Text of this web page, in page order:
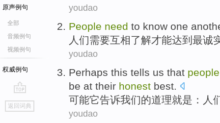
原声例句
全部
音频例句
视频例句
权威例句
go
top
返回词典
youdao
People need to know one
人们需要互相了解才能达到 最诚
youdao
Perhaps this tells us that people
be at their honest best.
可能它告诉我们的道理就是： 人
youdao